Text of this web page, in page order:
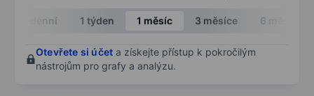
End of interactive chart.
Intradenní 1 týden 1 měsíc 3 měsíce 6 měsíců
Otevřete si účet a získejte přístup k pokročilým
nástrojům pro grafy a analýzu.